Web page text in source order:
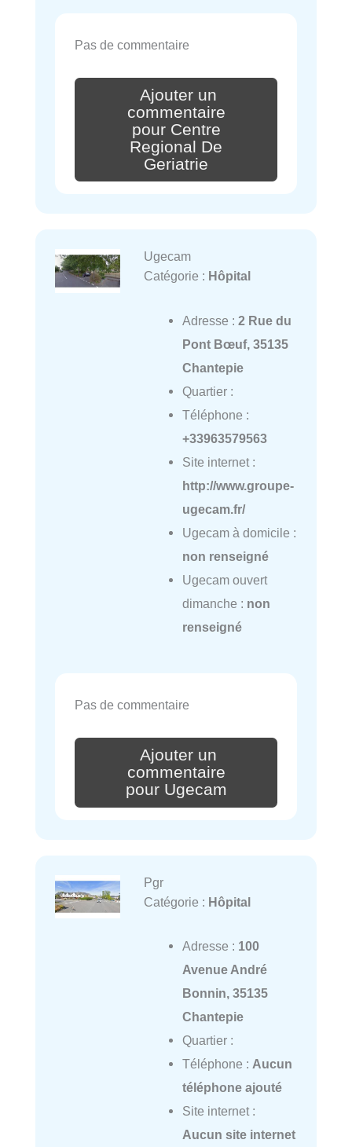
Pas de commentaire
Ajouter un
commentaire
pour Centre
Regional De
Geriatrie
Ugecam
Catégorie : Hôpital
Adresse : 2 Rue du
Pont Bœuf, 35135
Chantepie
Quartier :
Téléphone :
+33963579563
Site internet :
http://www.groupe-
ugecam.fr/
Ugecam à domicile :
non renseigné
Ugecam ouvert
dimanche : non
renseigné
Pas de commentaire
Ajouter un
commentaire
pour Ugecam
Pgr
Catégorie : Hôpital
Adresse : 100
Avenue André
Bonnin, 35135
Chantepie
Quartier :
Téléphone : Aucun
téléphone ajouté
Site internet :
Aucun site internet